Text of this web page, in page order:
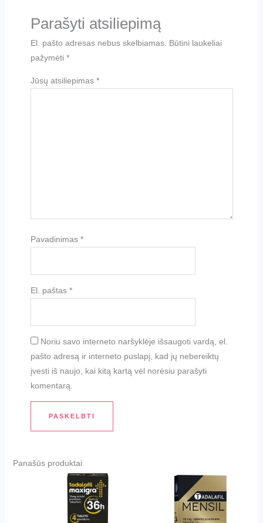
Parašyti atsiliepimą
El. pašto adresas nebus skelbiamas. Būtini laukeliai
pažymėti *
Jūsų atsiliepimas *
Pavadinimas *
El. paštas *
Noriu savo interneto naršyklėje išsaugoti vardą, el.
pašto adresą ir interneto puslapį, kad jų nebereiktų
įvesti iš naujo, kai kitą kartą vėl norėsiu parašyti
komentarą.
Panašūs produktai
Pradinė
kaina
buvo:
€24.00.
Dabartinė
kaina
yra:
€21.00.
Pradinė
kaina
buvo:
€25.00.
Dabartinė
kaina
yra:
€21.00.